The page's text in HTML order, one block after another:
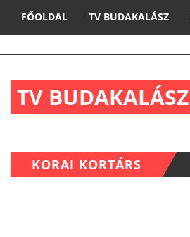
FŐOLDAL TV BUDAKALÁSZ
TV BUDAKALÁSZ
KORAI KORTÁRS